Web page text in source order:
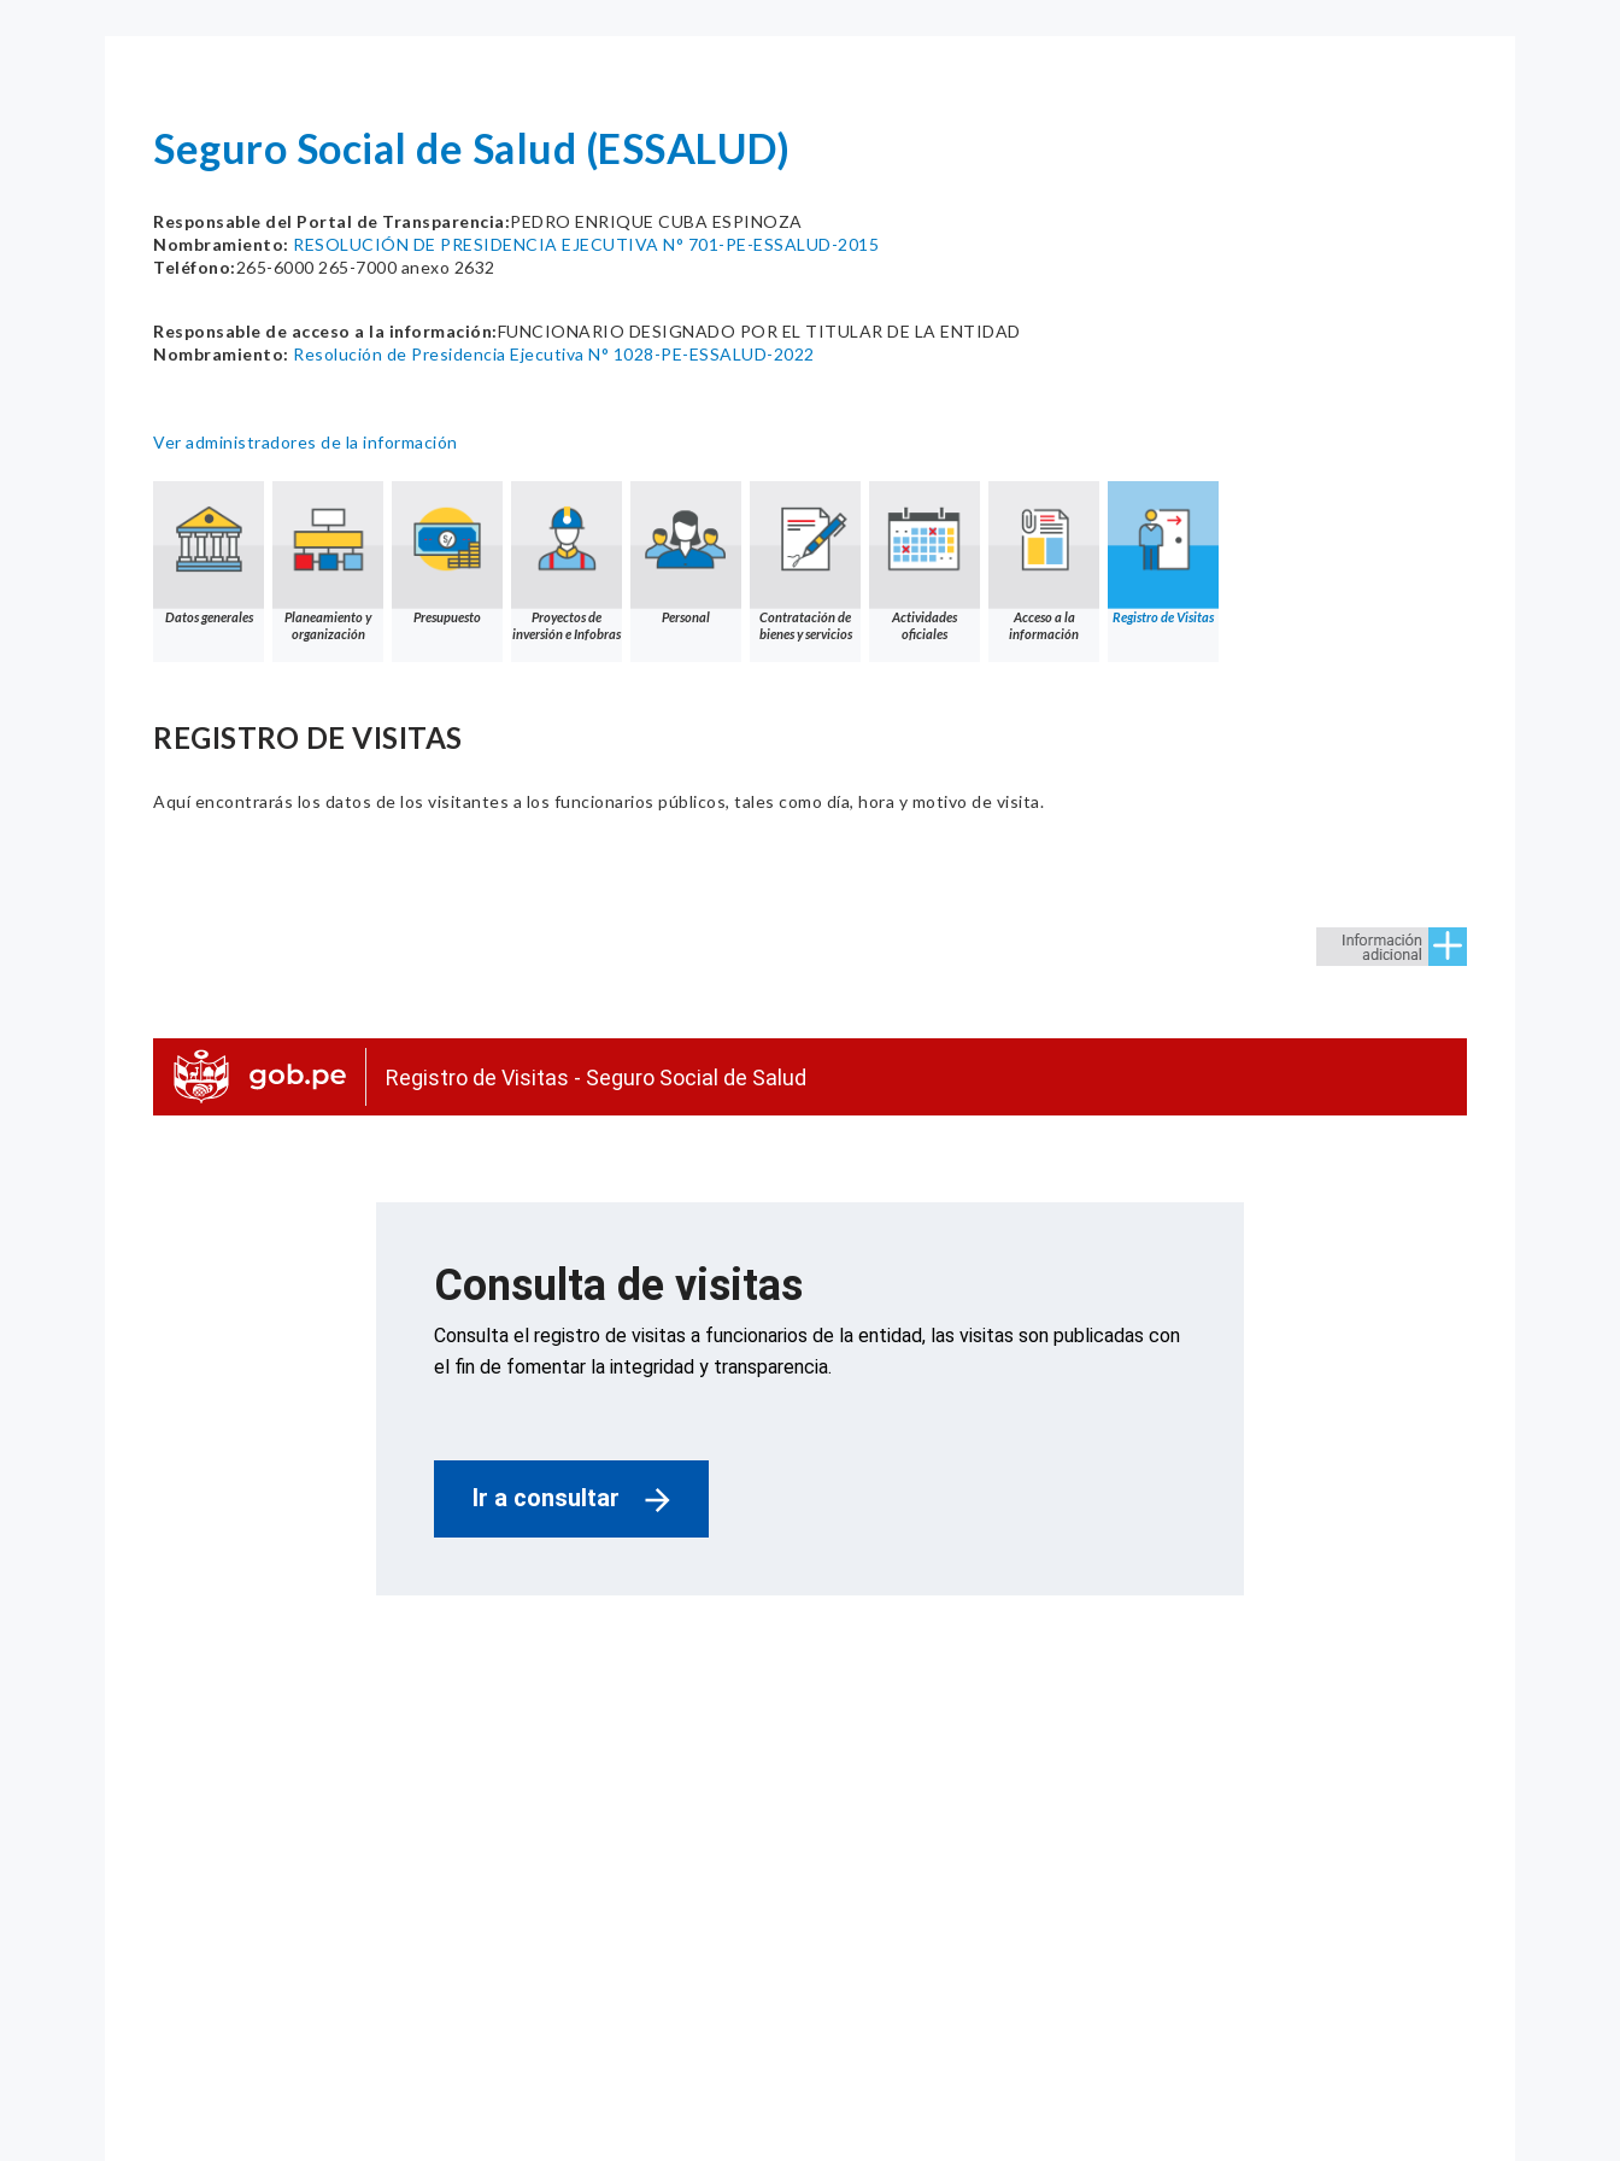
Seguro Social de Salud (ESSALUD)
Responsable del Portal de Transparencia:PEDRO ENRIQUE CUBA ESPINOZA
Nombramiento: RESOLUCIÓN DE PRESIDENCIA EJECUTIVA N° 701-PE-ESSALUD-2015
Teléfono:265-6000 265-7000 anexo 2632
Responsable de acceso a la información:FUNCIONARIO DESIGNADO POR EL TITULAR DE LA ENTIDAD
Nombramiento: Resolución de Presidencia Ejecutiva N° 1028-PE-ESSALUD-2022
Ver administradores de la información
Datos generales
Planeamiento y
organización
Presupuesto
Proyectos de
inversión e Infobras
Personal
Contratación de
bienes y servicios
Actividades
oficiales
Acceso a la
información
Registro de Visitas
REGISTRO DE VISITAS
Aquí encontrarás los datos de los visitantes a los funcionarios públicos, tales como día, hora y motivo de visita.